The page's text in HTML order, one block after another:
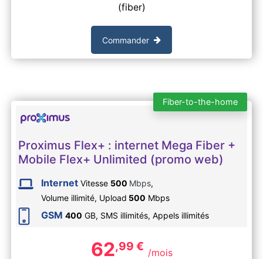
(fiber)
Commander
Fiber-to-the-home
Proximus Flex+ : internet Mega Fiber +
Mobile Flex+ Unlimited (promo web)
Internet Vitesse 500 Mbps,
Volume illimité, Upload 500 Mbps
GSM 400 GB, SMS illimités, Appels illimités
62,99 € /mois